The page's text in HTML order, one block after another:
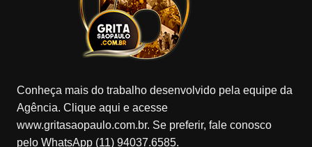
Conheça mais do trabalho desenvolvido pela equipe da
Agência. Clique aqui e acesse
www.gritasaopaulo.com.br. Se preferir, fale conosco
pelo WhatsApp (11) 94037.6585.